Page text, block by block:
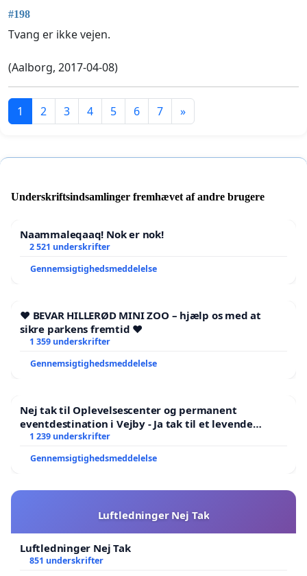
#198
Tvang er ikke vejen.
(Aalborg, 2017-04-08)
1 2 3 4 5 6 7 »
Underskriftsindsamlinger fremhævet af andre brugere
Naammaleqaaq! Nok er nok!
2 521 underskrifter
Gennemsigtighedsmeddelelse
❤️ BEVAR HILLERØD MINI ZOO – hjælp os med at
sikre parkens fremtid ❤️
1 359 underskrifter
Gennemsigtighedsmeddelelse
Nej tak til Oplevelsescenter og permanent
eventdestination i Vejby - Ja tak til et levende
lokalområde i balance
1 239 underskrifter
Gennemsigtighedsmeddelelse
Luftledninger Nej Tak
Luftledninger Nej Tak
851 underskrifter